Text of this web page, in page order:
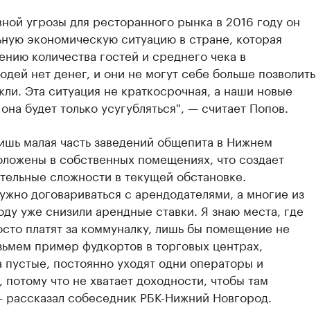
угрозы для ресторанного рынка в 2016 году он
экономическую ситуацию в стране, которая
количества гостей и среднего чека в
нет денег, и они не могут себе больше позволить
Эта ситуация не краткосрочная, а наши новые
будет только усугубляться", — считает Попов.
малая часть заведений общепита в Нижнем
в собственных помещениях, что создает
сложности в текущей обстановке.
договариваться с арендодателями, а многие из
уже снизили арендные ставки. Я знаю места, где
платят за коммуналку, лишь бы помещение не
пример фудкортов в торговых центрах,
постоянно уходят одни операторы и
потому что не хватает доходности, чтобы там
собеседник РБК-Нижний Новгород.